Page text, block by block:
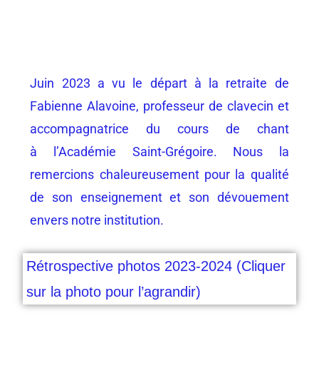
Juin 2023 a vu le départ à la retraite de
Fabienne Alavoine, professeur de clavecin et
accompagnatrice du cours de chant
à l’Académie Saint-Grégoire. Nous la
remercions chaleureusement pour la qualité
de son enseignement et son dévouement
envers notre institution.
Rétrospective photos 2023-2024 (Cliquer
sur la photo pour l’agrandir)